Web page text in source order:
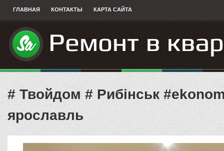
ГЛАВНАЯ КОНТАКТЫ КАРТА САЙТА
# Твойдом # Рибінськ
ярославль